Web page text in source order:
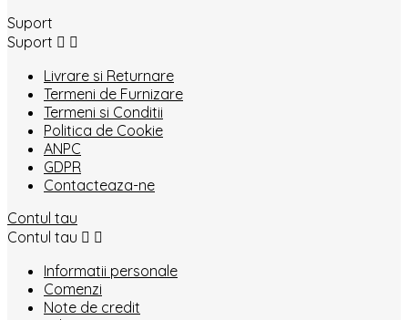
Suport
Suport  
Livrare si Returnare
Termeni de Furnizare
Termeni si Conditii
Politica de Cookie
ANPC
GDPR
Contacteaza-ne
Contul tau
Contul tau  
Informatii personale
Comenzi
Note de credit